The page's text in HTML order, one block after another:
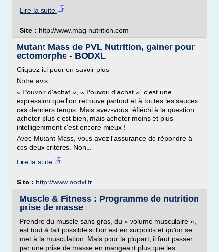
Lire la suite
Site : http://www.mag-nutrition.com
Mutant Mass de PVL Nutrition, gainer pour
ectomorphe - BODXL
Cliquez ici pour en savoir plus
Notre avis
« Pouvoir d'achat », « Pouvoir d'achat », c'est une
expression que l'on retrouve partout et à toutes les sauces
ces derniers temps. Mais avez-vous réfléchi à la question :
acheter plus c'est bien, mais acheter moins et plus
intelligemment c'est encore mieux !
Avec Mutant Mass, vous avez l'assurance de répondre à
ces deux critères. Non...
Lire la suite
Site : http://www.bodxl.fr
Muscle & Fitness : Programme de nutrition
prise de masse
Prendre du muscle sans gras, du « volume musculaire »,
est tout à fait possible si l'on est en surpoids et qu'on se
met à la musculation. Mais pour la plupart, il faut passer
par une prise de masse en mangeant plus que les